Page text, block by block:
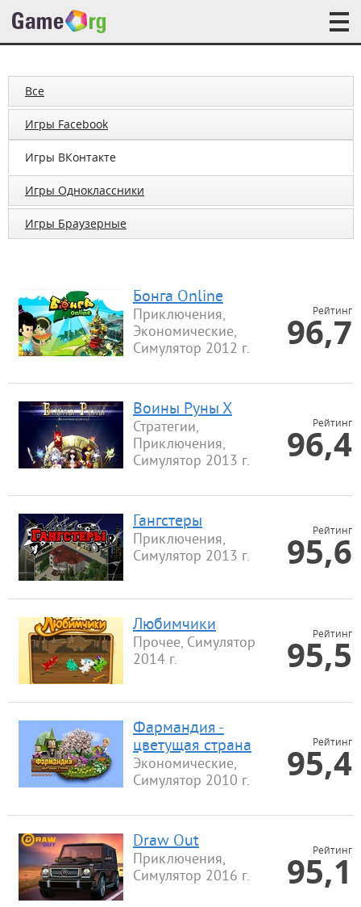
Все
Игры Facebook
Игры ВКонтакте
Игры Одноклассники
Игры Браузерные
Бонга Online
Приключения,
Экономические,
Симулятор 2012 г.
Рейтинг
96,7
Воины Руны Х
Стратегии,
Приключения,
Симулятор 2013 г.
Рейтинг
96,4
Гангстеры
Приключения,
Симулятор 2013 г.
Рейтинг
95,6
Любимчики
Прочее, Симулятор
2014 г.
Рейтинг
95,5
Фармандия -
цветущая страна
Экономические,
Симулятор 2010 г.
Рейтинг
95,4
Draw Out
Приключения,
Симулятор 2016 г.
Рейтинг
95,1